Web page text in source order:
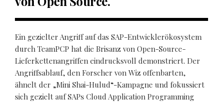
Ein gezielter Angriff auf das SAP-Entwicklerökosystem
durch TeamPCP hat die Brisanz von Open-Source-
Lieferkettenangriffen eindrucksvoll demonstriert. Der
Angriffsablauf, den Forscher von Wiz offenbarten,
ähnelt der „Mini Shai-Hulud“-Kampagne und fokussiert
sich gezielt auf SAPs Cloud Application Programming